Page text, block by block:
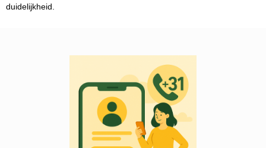
duidelijkheid.